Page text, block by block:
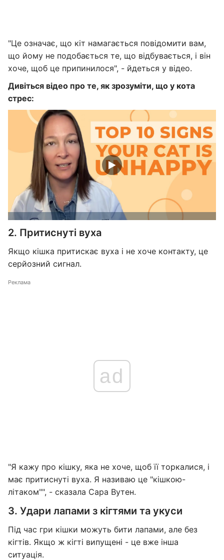
"Це означає, що кіт намагається повідомити вам,
що йому не подобається те, що відбувається, і він
хоче, щоб це припинилося", - йдеться у відео.
Дивіться відео про те, як зрозуміти, що у кота
стрес:
2. Притиснуті вуха
Якщо кішка притискає вуха і не хоче контакту, це
серйозний сигнал.
Реклама
ad
"Я кажу про кішку, яка не хоче, щоб її торкалися, і
має притиснуті вуха. Я називаю це "кішкою-
літаком"", - сказала Сара Вутен.
3. Удари лапами з кігтями та укуси
Під час гри кішки можуть бити лапами, але без
кігтів. Якщо ж кігті випущені - це вже інша
ситуація.